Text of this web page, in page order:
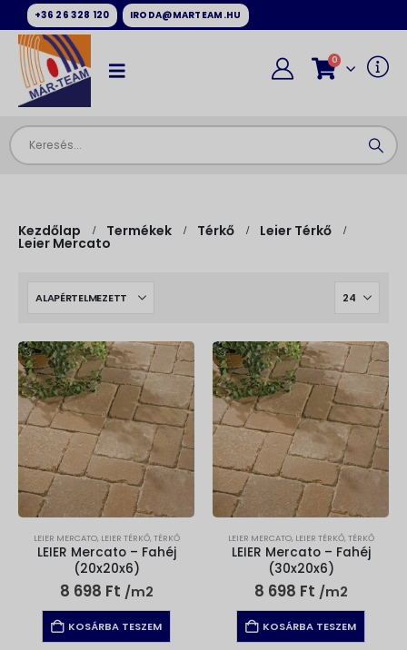
+36 26 328 120 IRODA@MARTEAM.HU
0
Kezdőlap Termékek Térkő Leier Térkő
Leier Mercato
LEIER MERCATO, LEIER TÉRKŐ, TÉRKŐ
LEIER Mercato – Fahéj
(20x20x6)
8 698 Ft /m2
KOSÁRBA TESZEM
LEIER MERCATO, LEIER TÉRKŐ, TÉRKŐ
LEIER Mercato – Fahéj
(30x20x6)
8 698 Ft /m2
KOSÁRBA TESZEM